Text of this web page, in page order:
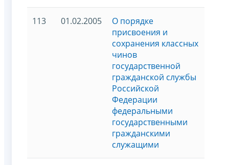
113 01.02.2005
О порядке
присвоения и
сохранения классных
чинов
государственной
гражданской службы
Российской
Федерации
федеральными
государственными
гражданскими
служащими